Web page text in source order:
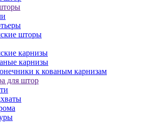
шторы
карнизы
карнизы
к кованым карнизам
для штор